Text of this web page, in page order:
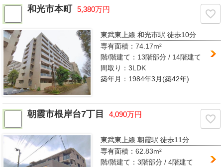
和光市本町 5,380万円
東武東上線 和光市駅徒歩10分
専有面積：74.17m²
階/階建て： 13階部分 / 14階建て
間取り：3LDK
築年月：1984年3月(築42年)
朝霞市根岸台7丁目 4,090万円
東武東上線 朝霞駅徒歩11分
専有面積：62.83m²
階/階建て：3階部分 / 4階建て